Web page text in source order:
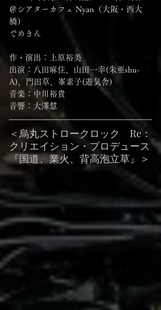
＠シアターカフェ Nyan（大阪・西大
橋）
でめきん
作・演出：上原裕美
出演：八田麻住、山田一幸(朱亜shu-
A)、門田草、峯素子(遊気舎)
音楽：中川裕貴
音響：大澤慧
＜烏丸ストロークロック　Re：
クリエイション・プロデュース
『国道、業火、背高泡立草』＞